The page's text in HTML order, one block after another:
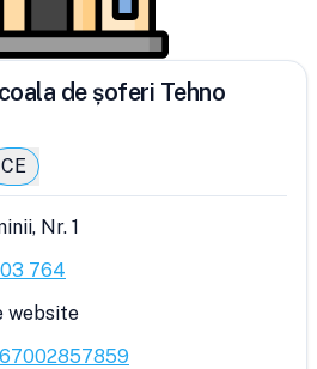
de șoferi Tehno
CE
Nr. 1
764
website